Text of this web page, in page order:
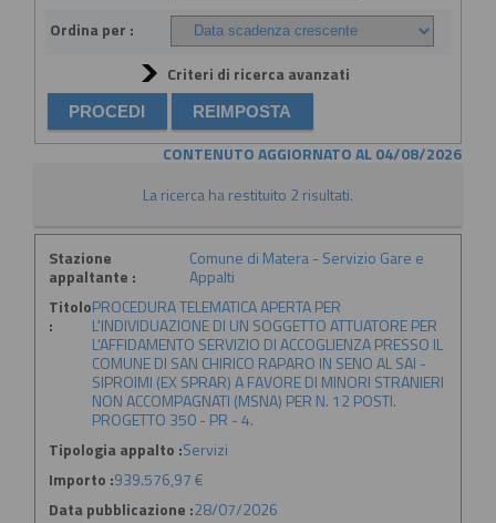
Ordina per :
Criteri di ricerca avanzati
CONTENUTO AGGIORNATO AL 04/08/2026
La ricerca ha restituito 2 risultati.
Stazione
appaltante :
Comune di Matera - Servizio Gare e
Appalti
Titolo
:
PROCEDURA TELEMATICA APERTA PER
L'INDIVIDUAZIONE DI UN SOGGETTO ATTUATORE PER
L'AFFIDAMENTO SERVIZIO DI ACCOGLIENZA PRESSO IL
COMUNE DI SAN CHIRICO RAPARO IN SENO AL SAI -
SIPROIMI (EX SPRAR) A FAVORE DI MINORI STRANIERI
NON ACCOMPAGNATI (MSNA) PER N. 12 POSTI.
PROGETTO 350 - PR - 4.
Tipologia appalto :Servizi
Importo :939.576,97 €
Data pubblicazione :28/07/2026